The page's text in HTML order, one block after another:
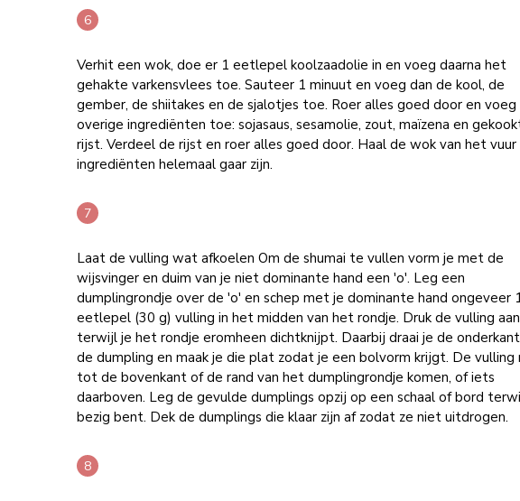
Verhit een wok, doe er 1 eetlepel koolzaadolie in en voeg daarna het
gehakte varkensvlees toe. Sauteer 1 minuut en voeg dan de kool, de
gember, de shiitakes en de sjalotjes toe. Roer alles goed door en voeg
overige ingrediënten toe: sojasaus, sesamolie, zout, maïzena en
rijst. Verdeel de rijst en roer alles goed door. Haal de wok van het vuur
ingrediënten helemaal gaar zijn.
Laat de vulling wat afkoelen Om de shumai te vullen vorm je met de
wijsvinger en duim van je niet dominante hand een 'o'. Leg een
dumplingrondje over de 'o' en schep met je dominante hand ongeveer
eetlepel (30 g) vulling in het midden van het rondje. Druk de vulling aan
terwijl je het rondje eromheen dichtknijpt. Daarbij draai je de
de dumpling en maak je die plat zodat je een bolvorm krijgt. De
tot de bovenkant of de rand van het dumplingrondje komen, of iets
daarboven. Leg de gevulde dumplings opzij op een schaal of bord
bezig bent. Dek de dumplings die klaar zijn af zodat ze niet uitdrogen.